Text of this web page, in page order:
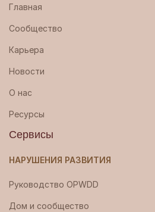
Главная
Сообщество
Карьера
Новости
О нас
Ресурсы
Сервисы
НАРУШЕНИЯ РАЗВИТИЯ
Руководство OPWDD
Дом и сообщество